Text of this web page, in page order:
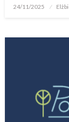
24/11/2025